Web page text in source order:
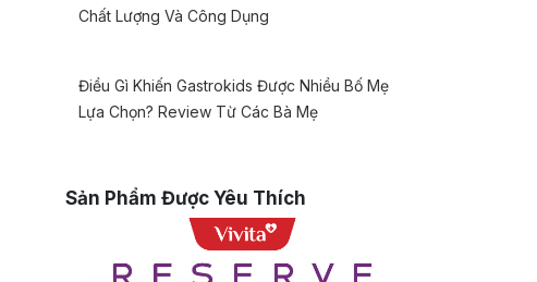
Chất Lượng Và Công Dụng
Điều Gì Khiến Gastrokids Được Nhiều Bố Mẹ
Lựa Chọn? Review Từ Các Bà Mẹ
Sản Phẩm Được Yêu Thích